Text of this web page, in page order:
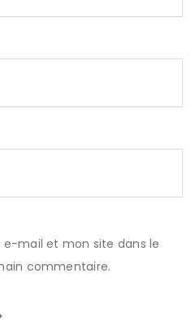
mail et mon site dans le
commentaire.